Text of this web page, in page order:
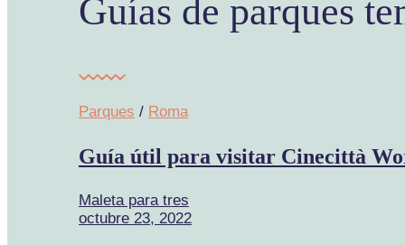
Guías de parques
Parques / Roma
Guía útil para visitar Cinecittà
Maleta para tres
octubre 23, 2022